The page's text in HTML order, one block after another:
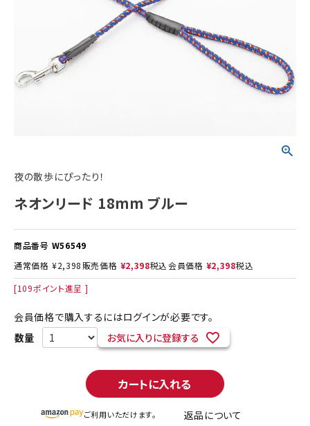
meeting_room ログイン 新規会員登録
夜の散歩にぴったり！
ネオンリード 18mm ブルー
商品番号 W56549
通常価格 ¥2,398 販売価格 ¥2,398税込会員価格 ¥2,398税込
[109ポイント進呈 ]
会員価格で購入するにはログインが必要です。
お気に入りに登録する
カートに入れる
ご利用いただけます。 返品について